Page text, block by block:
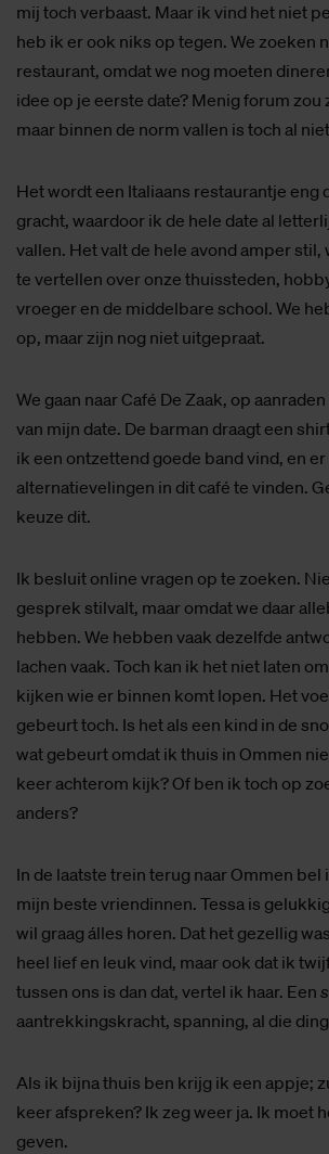
mij toch verbaast. Maar ik vind het niet
heb ik er ook niks op tegen. We zoeken
restaurant, omdat we nog moeten
idee op je eerste date? Menig forum zou
maar binnen de norm vallen is toch al
Het wordt een Italiaans restaurantje eng
gracht, waardoor ik de hele date al
vallen. Het valt de hele avond amper stil,
te vertellen over onze thuissteden,
vroeger en de middelbare school. We
op, maar zijn nog niet uitgepraat.
We gaan naar Café De Zaak, op
van mijn date. De barman draagt een
ik een ontzettend goede band vind, en
alternatievelingen in dit café te vinden.
keuze dit.
Ik besluit online vragen op te zoeken.
gesprek stilvalt, maar omdat we daar
hebben. We hebben vaak dezelfde
lachen vaak. Toch kan ik het niet laten
kijken wie er binnen komt lopen. Het
gebeurt toch. Is het als een kind in de
wat gebeurt omdat ik thuis in Ommen
keer achterom kijk? Of ben ik toch op
anders?
In de laatste trein terug naar Ommen bel
mijn beste vriendinnen. Tessa is
wil graag álles horen. Dat het gezellig
heel lief en leuk vind, maar ook dat ik
tussen ons is dan dat, vertel ik haar. Een
aantrekkingskracht, spanning, al die
Als ik bijna thuis ben krijg ik een appje;
keer afspreken? Ik zeg weer ja. Ik moet
geven.